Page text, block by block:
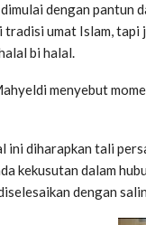
dengan pantun
tradisi umat Islam,
bi halal.
menyebut
ini diharapkan tali
kekusutan dalam
dengan